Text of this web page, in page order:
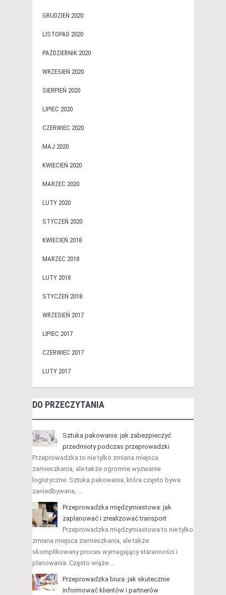
GRUDZIEŃ 2020
LISTOPAD 2020
PAŹDZIERNIK 2020
WRZESIEŃ 2020
SIERPIEŃ 2020
LIPIEC 2020
CZERWIEC 2020
MAJ 2020
KWIECIEŃ 2020
MARZEC 2020
LUTY 2020
STYCZEŃ 2020
KWIECIEŃ 2018
MARZEC 2018
LUTY 2018
STYCZEŃ 2018
WRZESIEŃ 2017
LIPIEC 2017
CZERWIEC 2017
LUTY 2017
DO PRZECZYTANIA
Sztuka pakowania: jak zabezpieczyć
przedmioty podczas przeprowadzki
Przeprowadzka to nie tylko zmiana miejsca
zamieszkania, ale także ogromne wyzwanie
logistyczne. Sztuka pakowania, która często bywa
zaniedbywana, …
Przeprowadzka międzymiastowa: jak
zaplanować i zrealizować transport
Przeprowadzka międzymiastowa to nie tylko
zmiana miejsca zamieszkania, ale także
skomplikowany proces wymagający staranności i
planowania. Często wiąże …
Przeprowadzka biura: jak skutecznie
informować klientów i partnerów